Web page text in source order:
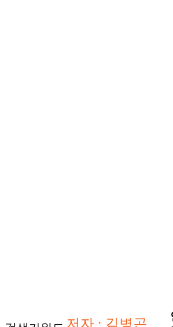
저자 : 김병곤